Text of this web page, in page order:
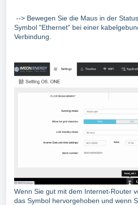
--> Bewegen Sie die Maus in der
Symbol "Ethernet" bei einer
Verbindung.
Wenn Sie gut mit dem Internet-Router
das Symbol hervorgehoben und wenn